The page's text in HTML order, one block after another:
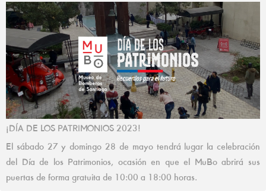
¡DÍA DE LOS PATRIMONIOS 2023!
El sábado 27 y domingo 28 de mayo tendrá lugar la celebración
del Día de los Patrimonios, ocasión en que el MuBo abrirá sus
puertas de forma gratuita de 10:00 a 18:00 horas.